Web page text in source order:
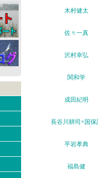
木村健太
佐々一真
沢村幸弘
関和学
成田紀明
長谷川耕司×国保
平岩孝典
福島健